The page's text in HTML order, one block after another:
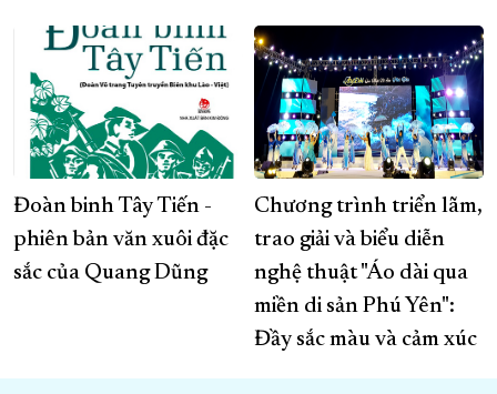
Đoàn binh Tây Tiến -
phiên bản văn xuôi đặc
sắc của Quang Dũng
Chương trình triển lãm,
trao giải và biểu diễn
nghệ thuật "Áo dài qua
miền di sản Phú Yên":
Đầy sắc màu và cảm xúc